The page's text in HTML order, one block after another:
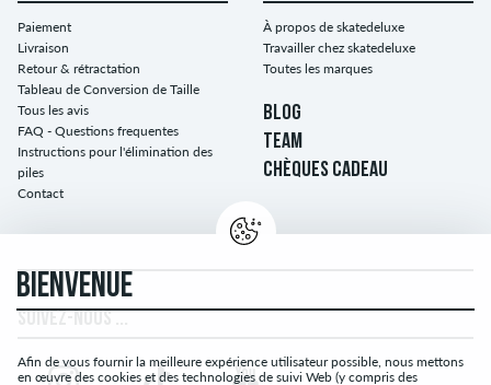
Paiement
Livraison
Retour & rétractation
Tableau de Conversion de Taille
Tous les avis
FAQ - Questions frequentes
Instructions pour l'élimination des
piles
Contact
À propos de skatedeluxe
Travailler chez skatedeluxe
Toutes les marques
BLOG
TEAM
CHÈQUES CADEAU
BIENVENUE
Afin de vous fournir la meilleure expérience utilisateur possible, nous mettons
en œuvre des cookies et des technologies de suivi Web (y compris des